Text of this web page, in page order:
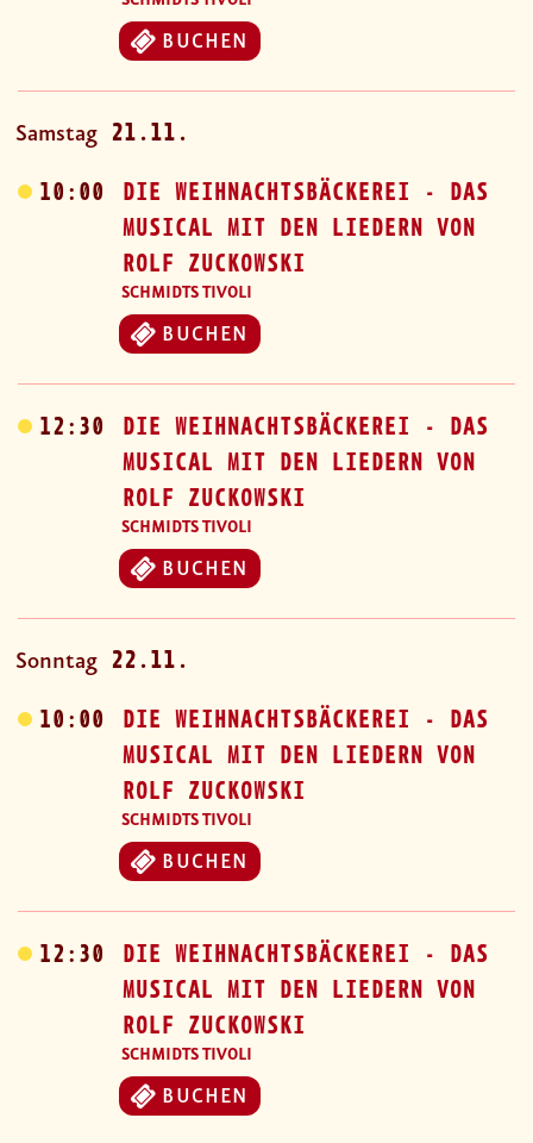
BUCHEN
Samstag 21.11.
10:00
DIE WEIHNACHTSBÄCKEREI - DAS
MUSICAL MIT DEN LIEDERN VON
ROLF ZUCKOWSKI
SCHMIDTS TIVOLI
BUCHEN
12:30
DIE WEIHNACHTSBÄCKEREI - DAS
MUSICAL MIT DEN LIEDERN VON
ROLF ZUCKOWSKI
SCHMIDTS TIVOLI
BUCHEN
Sonntag 22.11.
10:00
DIE WEIHNACHTSBÄCKEREI - DAS
MUSICAL MIT DEN LIEDERN VON
ROLF ZUCKOWSKI
SCHMIDTS TIVOLI
BUCHEN
12:30
DIE WEIHNACHTSBÄCKEREI - DAS
MUSICAL MIT DEN LIEDERN VON
ROLF ZUCKOWSKI
SCHMIDTS TIVOLI
BUCHEN